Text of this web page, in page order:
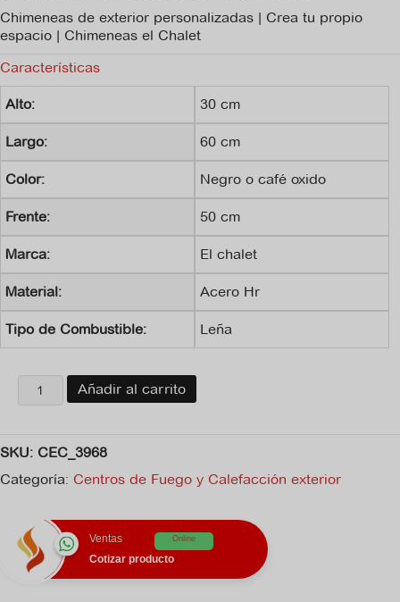
Chimeneas de exterior personalizadas | Crea tu propio
espacio | Chimeneas el Chalet
Características
Alto: 30 cm
Largo: 60 cm
Color: Negro o café oxido
Frente: 50 cm
Marca: El chalet
Material: Acero Hr
Tipo de Combustible: Leña
Centro
de
leña
formas
cantidad
Añadir al carrito
SKU: CEC_3968
Categoría: Centros de Fuego y Calefacción exterior
Ventas Online
Cotizar producto